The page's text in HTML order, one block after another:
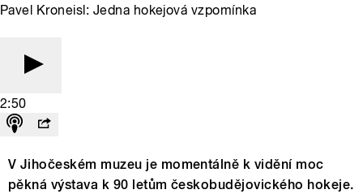
Pavel Kroneisl: Jedna hokejová vzpomínka
2:50
V Jihočeském muzeu je momentálně k vidění moc
pěkná výstava k 90 letům českobudějovického hokeje.